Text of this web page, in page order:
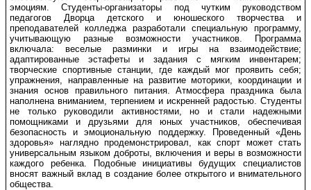
эмоциям.
Студенты-организаторы под чутким руководством
педагогов Дворца детского и юношеского творчества и
преподавателей колледжа разработали специальную программу,
учитывающую разные возможности участников. Программа
включала: веселые разминки и игры на взаимодействие;
адаптированные эстафеты и задания с мягким инвентарем;
творческие спортивные станции, где каждый мог проявить себя;
упражнения, направленные на развитие моторики, координации и
знания основ правильного питания.
Атмосфера праздника была
наполнена вниманием, терпением и искренней радостью. Студенты
не только руководили активностями, но и стали надежными
помощниками и друзьями для юных участников, обеспечивая
безопасность и эмоциональную поддержку.
Проведенный «День
здоровья» наглядно продемонстрировал, как спорт может стать
универсальным языком доброты, включения и веры в возможности
каждого ребенка. Подобные инициативы будущих специалистов
вносят важный вклад в создание более открытого и внимательного
общества.